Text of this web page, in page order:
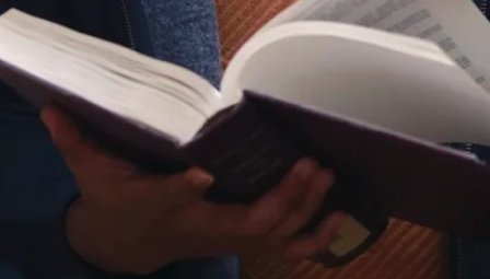
sta
tisti
qu